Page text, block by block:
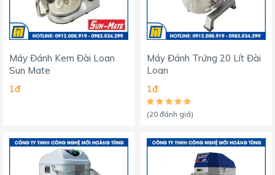
Máy Đánh Kem Đài Loan
Sun Mate
1đ
Máy Đánh Trứng 20 Lít Đài
Loan
1đ
(20 đánh giá)